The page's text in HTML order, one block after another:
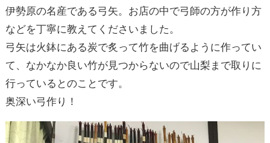
伊勢原の名産である弓矢。お店の中で弓師の方が作り方
などを丁寧に教えてくださいました。
弓矢は火鉢にある炭で炙って竹を曲げるように作ってい
て、なかなか良い竹が見つからないので山梨まで取りに
行っているとのことです。
奥深い弓作り！